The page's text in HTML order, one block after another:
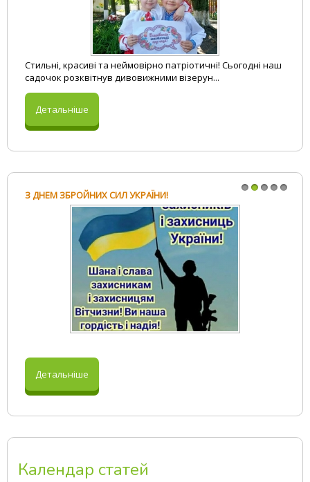
Фізкульт-Ура
До-Мі-Солька
Логопед і Я
Вивчаємо English
Прислів`я та приказки
Вітання на свята
Стильні, красиві та неймовірно патріотичні! Сьогодні наш
садочок розквітнув дивовижними візерун...
Детальніше
З ДНЕМ ЗБРОЙНИХ СИЛ УКРАЇНИ!
Детальніше
Календар статей